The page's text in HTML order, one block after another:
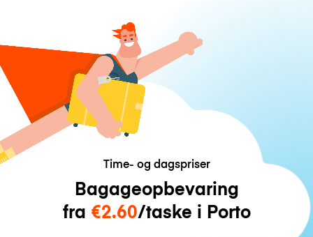
Time- og dagspriser
Bagageopbevaring
fra €2.60/taske i Porto